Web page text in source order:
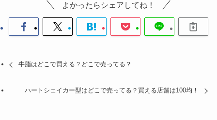
よかったらシェアしてね！
牛脂はどこで買える？どこで売ってる？
ハートシェイカー型はどこで売ってる？買える店舗は100均！